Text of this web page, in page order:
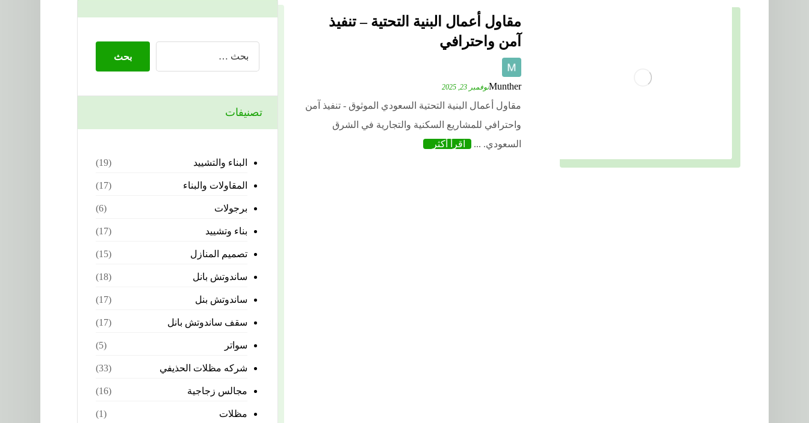
مقاول أعمال البنية التحتية – تنفيذ
آمن واحترافي
Muntherنوفمبر 23, 2025
مقاول أعمال البنية التحتية السعودي الموثوق - تنفيذ آمن
واحترافي للمشاريع السكنية والتجارية في الشرق
السعودي. ...
اقرأ أكثر
تصنيفات
البناء والتشييد (19)
المقاولات والبناء (17)
برجولات (6)
بناء وتشييد (17)
تصميم المنازل (15)
ساندوتش بانل (18)
ساندوتش بنل (17)
سقف ساندوتش بانل (17)
سواتر (5)
شركه مظلات الحذيفي (33)
مجالس زجاجية (16)
مظلات (1)